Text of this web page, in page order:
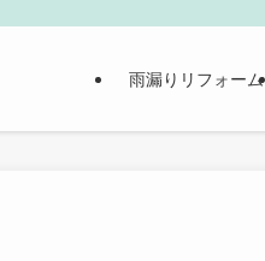
雨漏りリフォーム